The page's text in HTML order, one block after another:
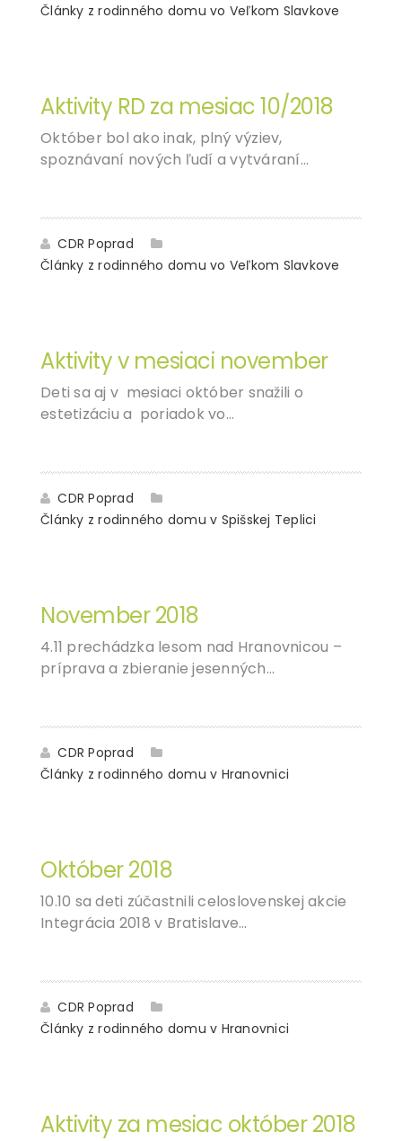
Články z rodinného domu vo Veľkom Slavkove
Aktivity RD za mesiac 10/2018
Október bol ako inak, plný výziev,
spoznávaní nových ľudí a vytváraní…
CDR Poprad
Články z rodinného domu vo Veľkom Slavkove
Aktivity v mesiaci november
Deti sa aj v mesiaci október snažili o
estetizáciu a poriadok vo…
CDR Poprad
Články z rodinného domu v Spišskej Teplici
November 2018
4.11 prechádzka lesom nad Hranovnicou –
príprava a zbieranie jesenných…
CDR Poprad
Články z rodinného domu v Hranovnici
Október 2018
10.10 sa deti zúčastnili celoslovenskej akcie
Integrácia 2018 v Bratislave…
CDR Poprad
Články z rodinného domu v Hranovnici
Aktivity za mesiac október 2018